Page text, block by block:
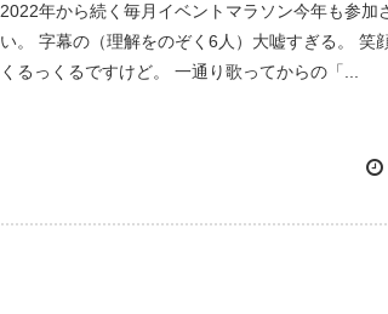
2022年から続く毎月イベントマラソン今年も参加
い。 字幕の（理解をのぞく6人）大嘘すぎる。 笑
くるっくるですけど。 一通り歌ってからの「...